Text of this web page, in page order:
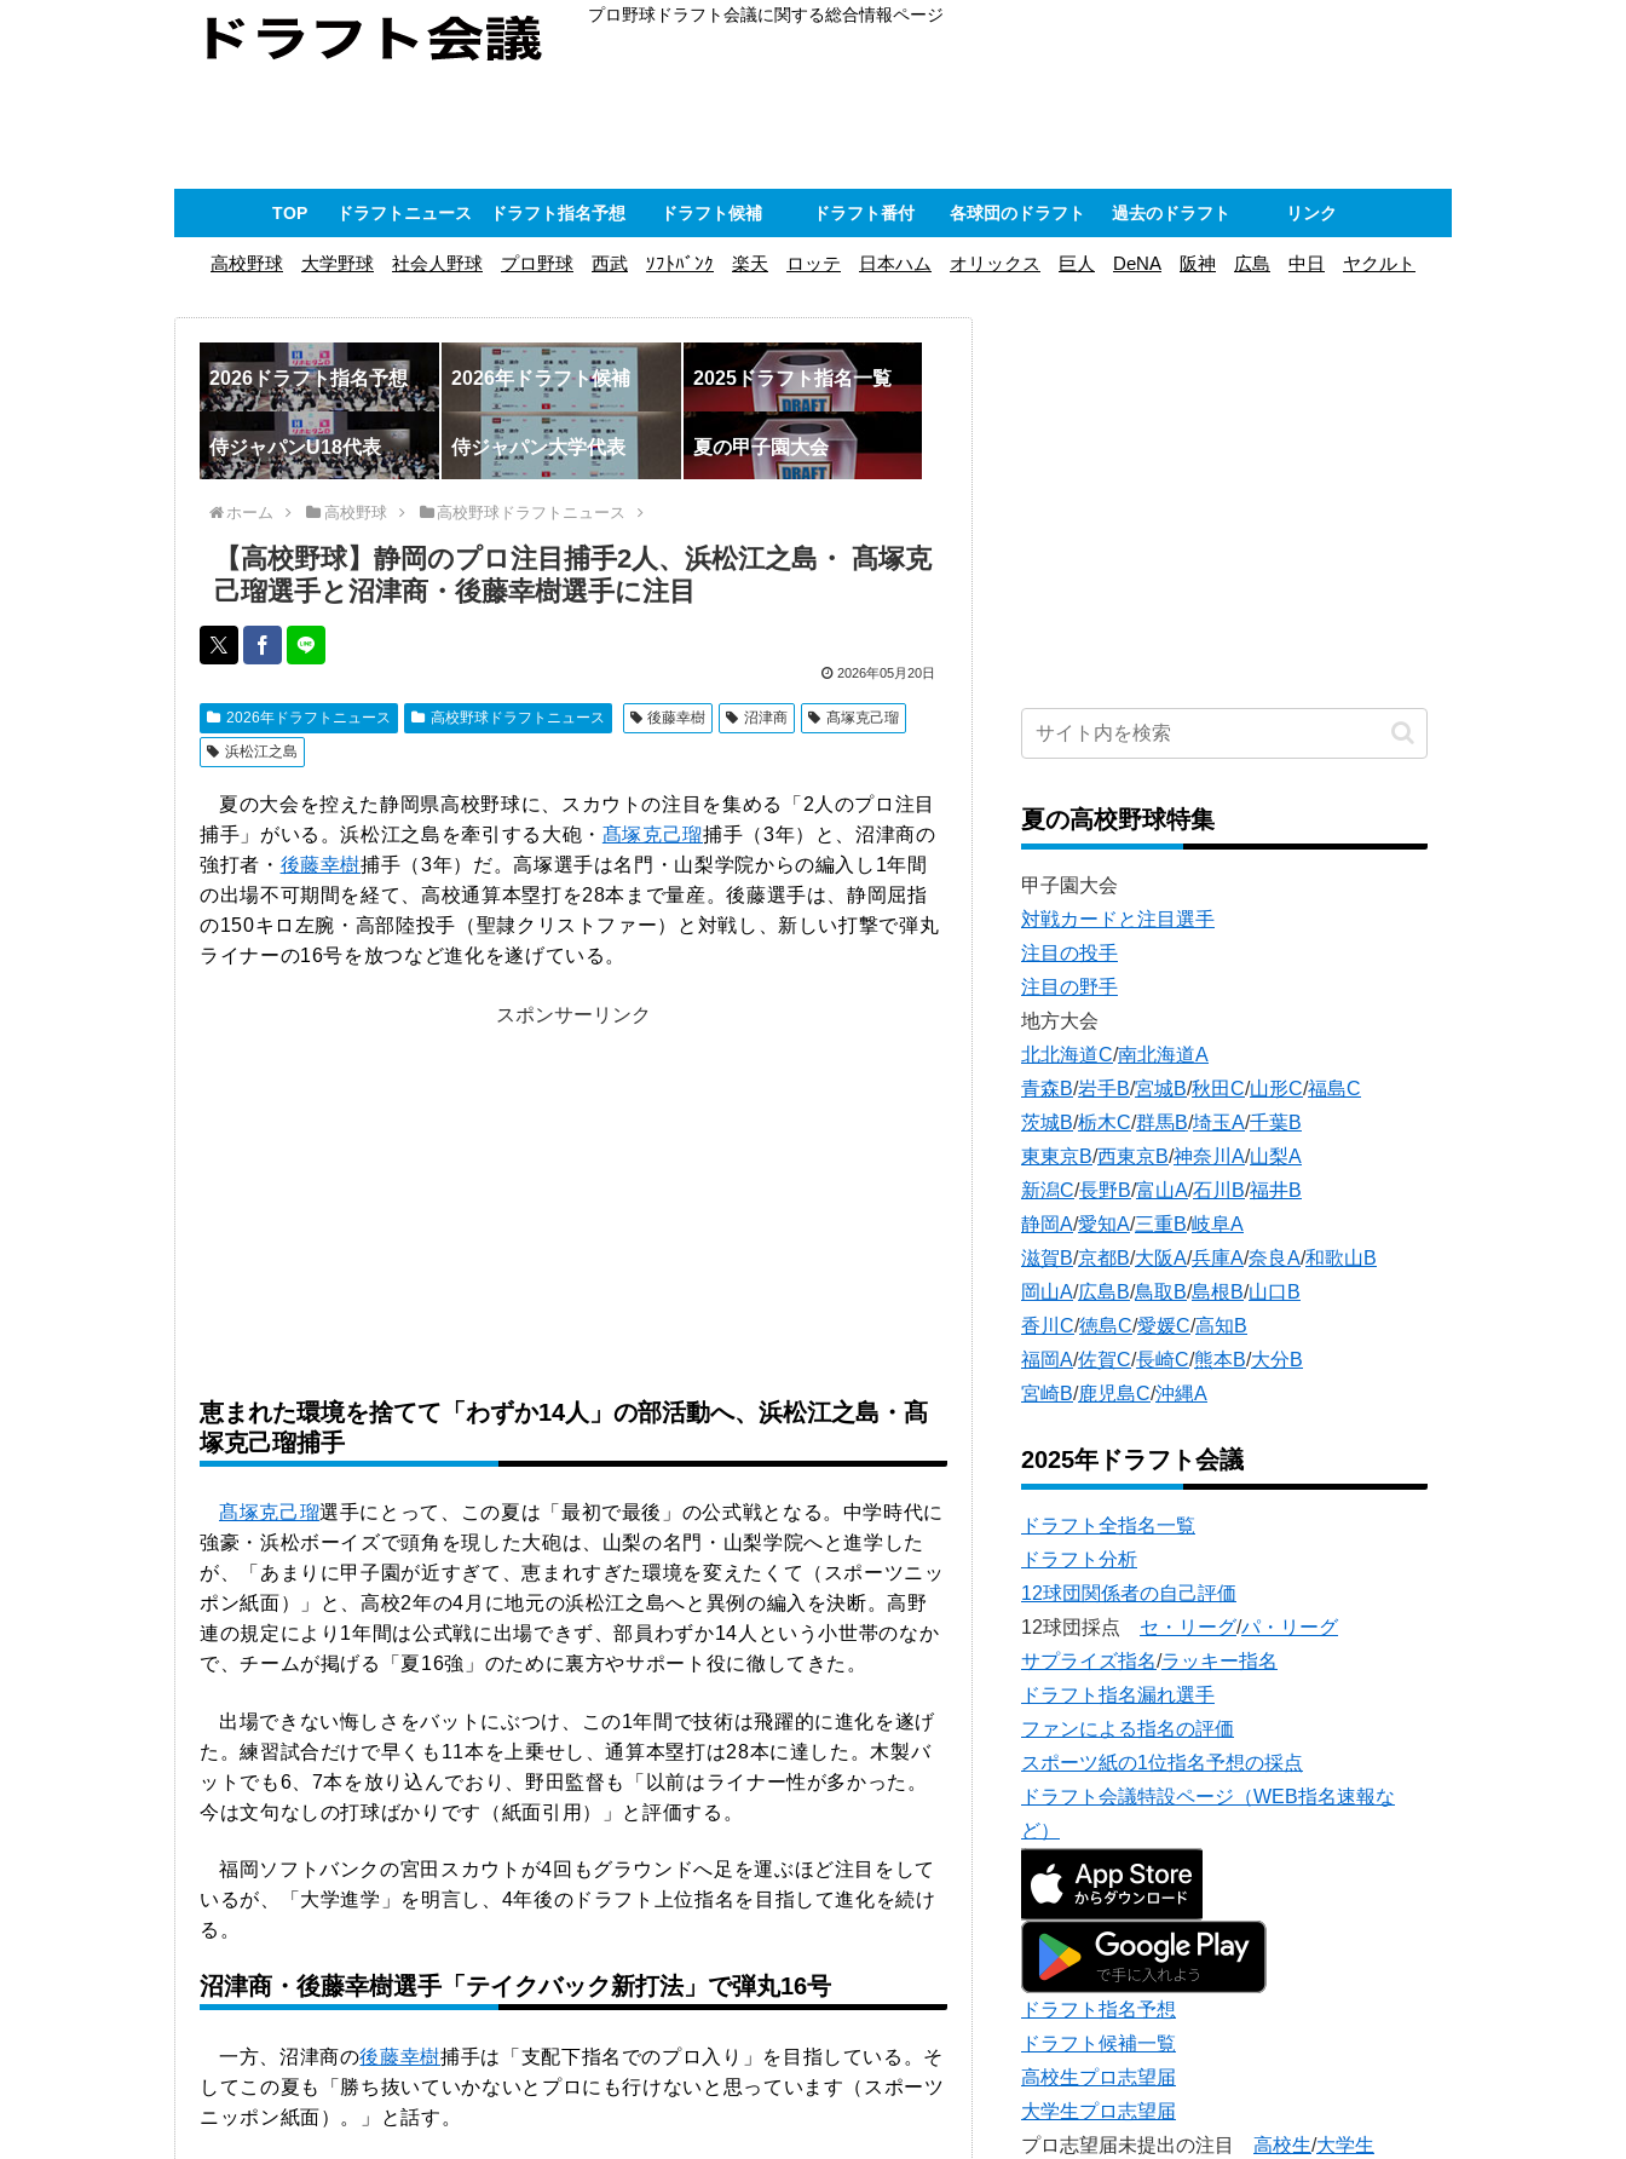
プロ野球ドラフト会議に関する総合情報ページ
TOP ドラフトニュース ドラフト指名予想 ドラフト候補 ドラフト番付 各球団のドラフト 過去のドラフト リンク
高校野球 大学野球 社会人野球 プロ野球 西武 ｿﾌﾄﾊﾞﾝｸ 楽天 ロッテ 日本ハム オリックス 巨人 DeNA 阪神 広島 中日 ヤクルト
2026ドラフト指名予想 2026年ドラフト候補 2025ドラフト指名一覧
侍ジャパンU18代表 侍ジャパン大学代表 夏の甲子園大会
ホーム 高校野球 高校野球ドラフトニュース
【高校野球】静岡のプロ注目捕手2人、浜松江之島・ 髙塚克
己瑠選手と沼津商・後藤幸樹選手に注目
2026年05月20日
2026年ドラフトニュース 高校野球ドラフトニュース 後藤幸樹 沼津商
髙塚克己瑠
浜松江之島
夏の大会を控えた静岡県高校野球に、スカウトの注目を集める「2人のプロ注目
捕手」がいる。浜松江之島を牽引する大砲・ 髙塚克己瑠捕手（3年）と、沼津商の
強打者・ 後藤幸樹捕手（3年）だ。高塚選手は名門・山梨学院からの編入し1年間
の出場不可期間を経て、高校通算本塁打を28本まで量産。後藤選手は、静岡屈指
の150キロ左腕・高部陸投手（聖隷クリストファー）と対戦し、新しい打撃で弾丸
ライナーの16号を放つなど進化を遂げている。
スポンサーリンク
恵まれた環境を捨てて「わずか14人」の部活動へ、浜松江之島・髙
塚克己瑠捕手
髙塚克己瑠選手にとって、この夏は「最初で最後」の公式戦となる。中学時代に
強豪・浜松ボーイズで頭角を現した大砲は、山梨の名門・山梨学院へと進学した
が、「あまりに甲子園が近すぎて、恵まれすぎた環境を変えたくて（スポーツニッ
ポン紙面）」と、高校2年の4月に地元の浜松江之島へと異例の編入を決断。高野
連の規定により1年間は公式戦に出場できず、部員わずか14人という小世帯のなか
で、チームが掲げる「夏16強」のために裏方やサポート役に徹してきた。
出場できない悔しさをバットにぶつけ、この1年間で技術は飛躍的に進化を遂げ
た。練習試合だけで早くも11本を上乗せし、通算本塁打は28本に達した。木製バ
ットでも6、7本を放り込んでおり、野田監督も「以前はライナー性が多かった。
今は文句なしの打球ばかりです（紙面引用）」と評価する。
福岡ソフトバンクの宮田スカウトが4回もグラウンドへ足を運ぶほど注目をして
いるが、「大学進学」を明言し、4年後のドラフト上位指名を目指して進化を続け
る。
沼津商・後藤幸樹選手「テイクバック新打法」で弾丸16号
一方、沼津商の後藤幸樹捕手は「支配下指名でのプロ入り」を目指している。そ
してこの夏も「勝ち抜いていかないとプロにも行けないと思っています（スポーツ
ニッポン紙面）。」と話す。
夏の高校野球特集
甲子園大会
対戦カードと注目選手
注目の投手
注目の野手
地方大会
北北海道C/南北海道A
青森B/岩手B/宮城B/秋田C/山形C/福島C
茨城B/栃木C/群馬B/埼玉A/千葉B
東東京B/西東京B/神奈川A/山梨A
新潟C/長野B/富山A/石川B/福井B
静岡A/愛知A/三重B/岐阜A
滋賀B/京都B/大阪A/兵庫A/奈良A/和歌山B
岡山A/広島B/鳥取B/島根B/山口B
香川C/徳島C/愛媛C/高知B
福岡A/佐賀C/長崎C/熊本B/大分B
宮崎B/鹿児島C/沖縄A
2025年ドラフト会議
ドラフト全指名一覧
ドラフト分析
12球団関係者の自己評価
12球団採点 セ・リーグ/パ・リーグ
サプライズ指名/ラッキー指名
ドラフト指名漏れ選手
ファンによる指名の評価
スポーツ紙の1位指名予想の採点
ドラフト会議特設ページ（WEB指名速報な
ど）
ドラフト指名予想
ドラフト候補一覧
高校生プロ志望届
大学生プロ志望届
プロ志望届未提出の注目 高校生/大学生